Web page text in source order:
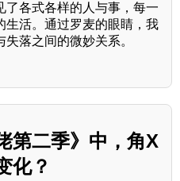
了各式各样的人与事，每一
生活。通过罗麦的眼睛，我
落之间的微妙关系。
第二季》中，角X
化？